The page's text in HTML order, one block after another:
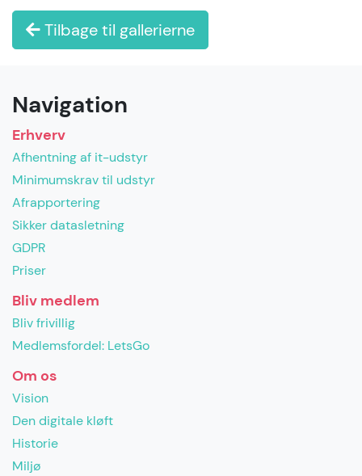
Tilbage til gallerierne
Navigation
Erhverv
Afhentning af it-udstyr
Minimumskrav til udstyr
Afrapportering
Sikker datasletning
GDPR
Priser
Bliv medlem
Bliv frivillig
Medlemsfordel: LetsGo
Om os
Vision
Den digitale kløft
Historie
Miljø